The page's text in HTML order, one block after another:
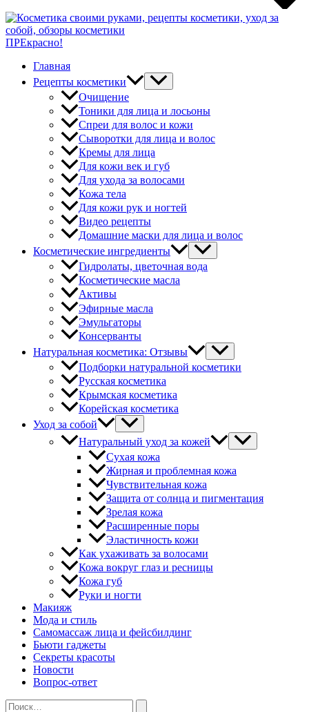
ПРЕкрасно!
Главная
Рецепты косметики
Очищение
Тоники для лица и лосьоны
Спреи для волос и кожи
Сыворотки для лица и волос
Кремы для лица
Для кожи век и губ
Для ухода за волосами
Кожа тела
Для кожи рук и ногтей
Видео рецепты
Домашние маски для лица и волос
Косметические ингредиенты
Гидролаты, цветочная вода
Косметические масла
Активы
Эфирные масла
Эмульгаторы
Консерванты
Натуральная косметика: Отзывы
Подборки натуральной косметики
Русская косметика
Крымская косметика
Корейская косметика
Уход за собой
Натуральный уход за кожей
Сухая кожа
Жирная и проблемная кожа
Чувствительная кожа
Защита от солнца и пигментация
Зрелая кожа
Расширенные поры
Эластичность кожи
Как ухаживать за волосами
Кожа вокруг глаз и ресницы
Кожа губ
Руки и ногти
Макияж
Мода и стиль
Самомассаж лица и фейсбилдинг
Бьюти гаджеты
Секреты красоты
Новости
Вопрос-ответ
Поиск: